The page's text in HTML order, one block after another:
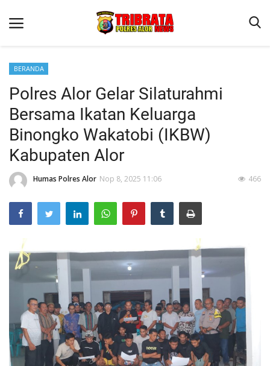
Beranda
Terms & Conditions
Reskrim
Binkam
Lantas
Giat Ops
Mitra Polisi
Polisi Kita
BERANDA
Polres Alor Gelar Silaturahmi
Bersama Ikatan Keluarga
Binongko Wakatobi (IKBW)
Kabupaten Alor
Humas Polres Alor Nop 8, 2025 11:06 466